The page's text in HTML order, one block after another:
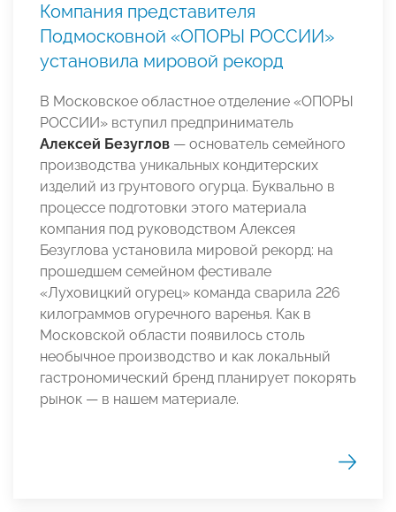
Компания представителя
Подмосковной «ОПОРЫ РОССИИ»
установила мировой рекорд
В Московское областное отделение «ОПОРЫ
РОССИИ» вступил предприниматель
Алексей Безуглов — основатель семейного
производства уникальных кондитерских
изделий из грунтового огурца. Буквально в
процессе подготовки этого материала
компания под руководством Алексея
Безуглова установила мировой рекорд: на
прошедшем семейном фестивале
«Луховицкий огурец» команда сварила 226
килограммов огуречного варенья. Как в
Московской области появилось столь
необычное производство и как локальный
гастрономический бренд планирует покорять
рынок — в нашем материале.